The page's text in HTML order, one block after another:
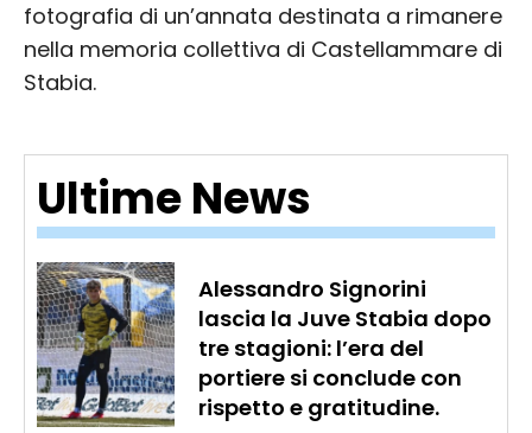
Ultime News
Alessandro Signorini
lascia la Juve Stabia dopo
tre stagioni: l’era del
portiere si conclude con
rispetto e gratitudine.
fotografia di un’annata destinata a rimanere
nella memoria collettiva di Castellammare di
Stabia.